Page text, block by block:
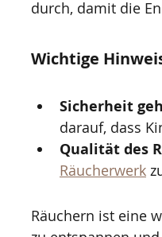
durch, damit die
Wichtige
Sicherheit
darauf, dass
Qualität des
Räucherwerk
Räuchern ist eine